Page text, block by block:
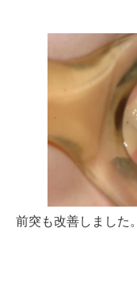
前突も改善しました。